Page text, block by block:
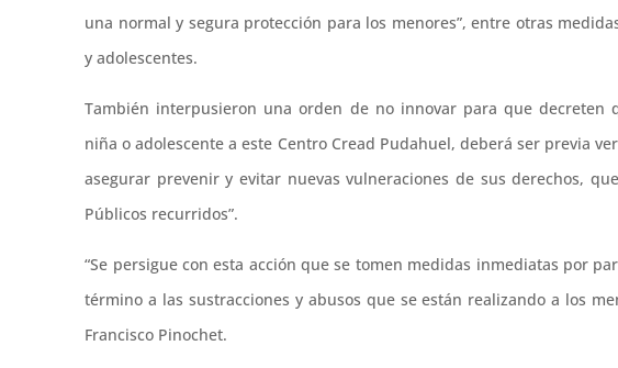
una normal y segura protección para los menores”, entre otras
y adolescentes.
También interpusieron una orden de no innovar para que decreten
niña o adolescente a este Centro Cread Pudahuel, deberá ser previa
asegurar prevenir y evitar nuevas vulneraciones de sus derechos,
Públicos recurridos”.
“Se persigue con esta acción que se tomen medidas inmediatas por
término a las sustracciones y abusos que se están realizando a los
Francisco Pinochet.